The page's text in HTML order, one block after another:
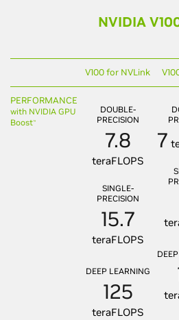
NVIDIA
V100 for NVLink
PERFORMANCE
with NVIDIA GPU
Boost™
DOUBLE-
PRECISION
7.8
teraFLOPS
SINGLE-
PRECISION
15.7
teraFLOPS
DEEP LEARNING
125
teraFLOPS
7